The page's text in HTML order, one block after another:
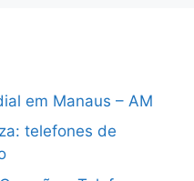
em Manaus – AM
telefones de